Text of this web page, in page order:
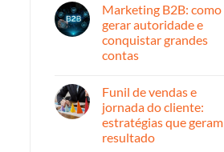
em
loja
virtual
aplicativo:
seu
caso
Marketing B2B: como
gerar autoridade e
conquistar grandes
contas
em
Marketing
B2B:
como
autoridade
Funil de vendas e
jornada do cliente:
estratégias que geram
resultado